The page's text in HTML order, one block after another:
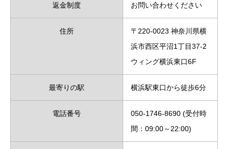
返金制度 お問い合わせください
住所
〒220-0023 神奈川県横
浜市西区平沼1丁目37-2
ウィング横浜東口6F
最寄りの駅 横浜駅東口から徒歩6分
電話番号
050-1746-8690 (受付時
間：09:00～22:00)